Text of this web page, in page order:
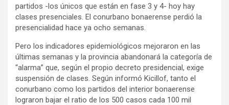
partidos -los únicos que están en fase 3 y 4- hoy hay
clases presenciales. El conurbano bonaerense perdió la
presencialidad hace ya ocho semanas.
Pero los indicadores epidemiológicos mejoraron en las
últimas semanas y la provincia abandonará la categoría de
“alarma” que, según el propio decreto presidencial, exige
suspensión de clases. Según informó Kicillof, tanto el
conurbano como los partidos del interior bonaerense
lograron bajar el ratio de los 500 casos cada 100 mil